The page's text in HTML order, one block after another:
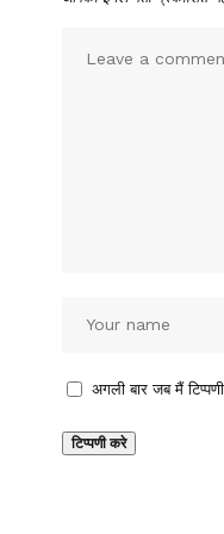
अगली बार जब मैं